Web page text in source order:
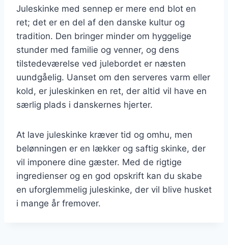
Juleskinke med sennep er mere end blot en
ret; det er en del af den danske kultur og
tradition. Den bringer minder om hyggelige
stunder med familie og venner, og dens
tilstedeværelse ved julebordet er næsten
uundgåelig. Uanset om den serveres varm eller
kold, er juleskinken en ret, der altid vil have en
særlig plads i danskernes hjerter.
At lave juleskinke kræver tid og omhu, men
belønningen er en lækker og saftig skinke, der
vil imponere dine gæster. Med de rigtige
ingredienser og en god opskrift kan du skabe
en uforglemmelig juleskinke, der vil blive husket
i mange år fremover.